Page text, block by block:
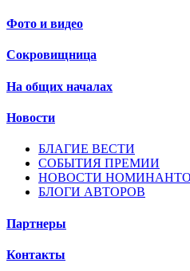
Фото и видео
Сокровищница
На общих началах
Новости
БЛАГИЕ ВЕСТИ
СОБЫТИЯ ПРЕМИИ
НОВОСТИ
БЛОГИ АВТОРОВ
Партнеры
Контакты